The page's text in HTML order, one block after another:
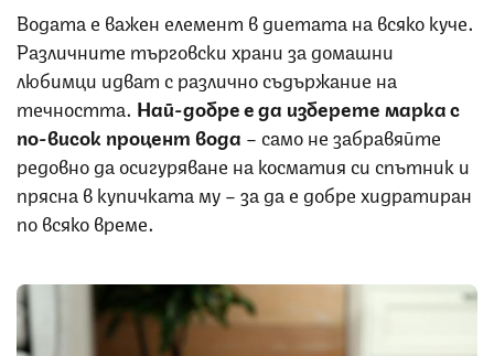
Водата е важен елемент в диетата на всяко куче.
Различните търговски храни за домашни
любимци идват с различно съдържание на
течността. Най-добре е да изберете марка с
по-висок процентвода – само не забравяйте
редовно да осигуряване на косматия си спътник и
прясна в купичката му – за да е добре хидратиран
по всяко време.